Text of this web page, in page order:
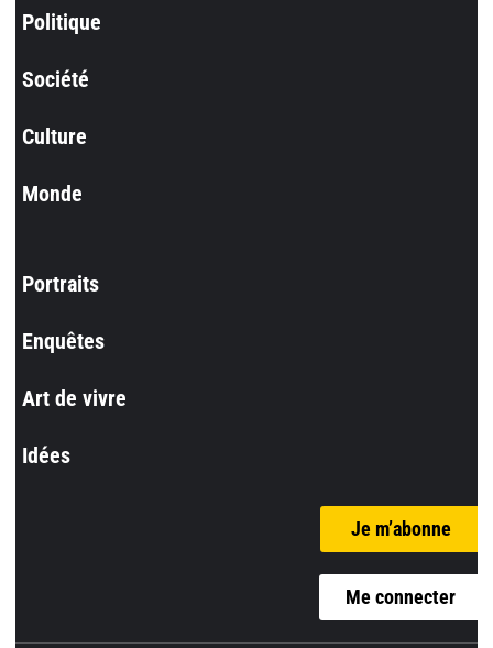
Politique
Société
Culture
Monde
Portraits
Enquêtes
Art de vivre
Idées
Je m’abonne
Me connecter